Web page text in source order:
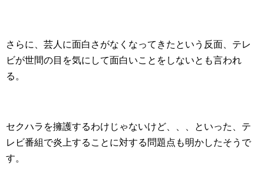
さらに、芸人に面白さがなくなってきたという反面、テレ
ビが世間の目を気にして面白いことをしないとも言われ
る。
セクハラを擁護するわけじゃないけど、、、といった、テ
レビ番組で炎上することに対する問題点も明かしたそうで
す。